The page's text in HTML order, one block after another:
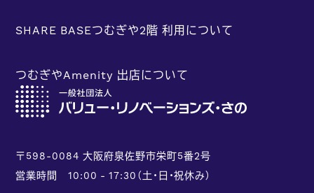
SHARE BASEつむぎや2階 利用について
つむぎやAmenity 出店について
〒598-0084 大阪府泉佐野市栄町5番2号
営業時間 10:00 - 17:30（土・日・祝休み）